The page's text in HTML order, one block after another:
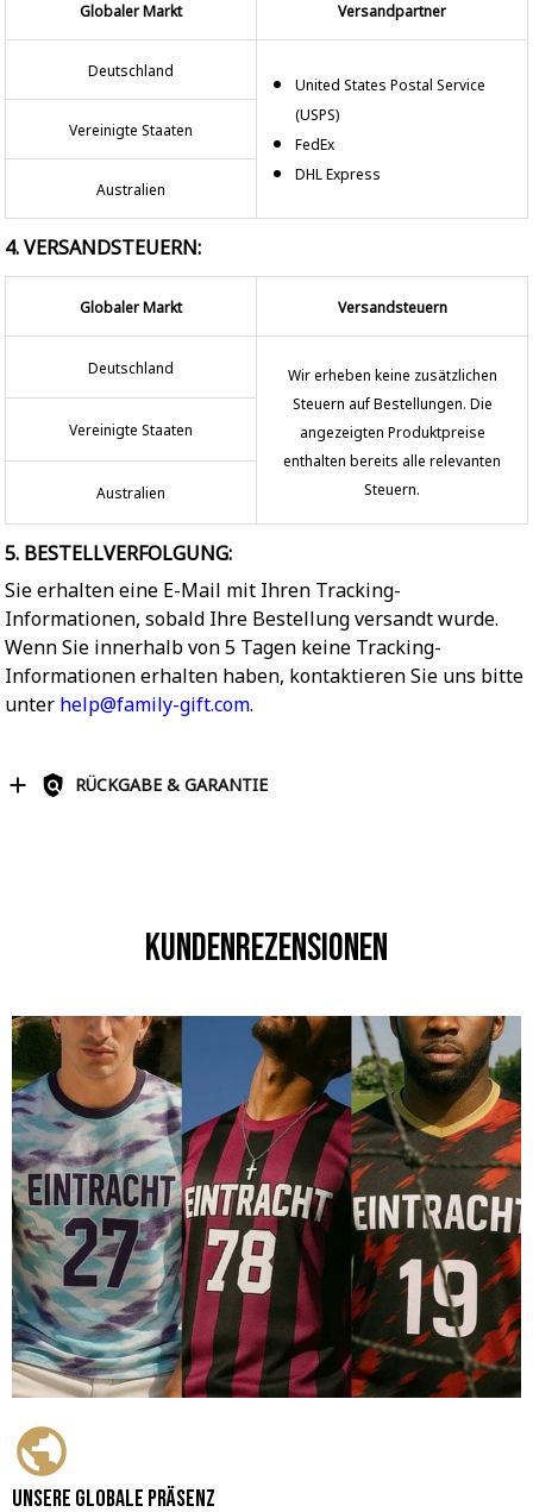
Globaler Markt Versandpartner
Deutschland
United States Postal Service
(USPS)
FedEx
DHL Express
Vereinigte Staaten
Australien
4. VERSANDSTEUERN:
Globaler Markt Versandsteuern
Deutschland
Wir erheben keine zusätzlichen
Steuern auf Bestellungen. Die
angezeigten Produktpreise
enthalten bereits alle relevanten
Steuern.
Vereinigte Staaten
Australien
5. BESTELLVERFOLGUNG:
Sie erhalten eine E-Mail mit Ihren Tracking-
Informationen, sobald Ihre Bestellung versandt wurde.
Wenn Sie innerhalb von 5 Tagen keine Tracking-
Informationen erhalten haben, kontaktieren Sie uns bitte
unter help@family-gift.com.
RÜCKGABE & GARANTIE
Kundenrezensionen
Unsere globale Präsenz